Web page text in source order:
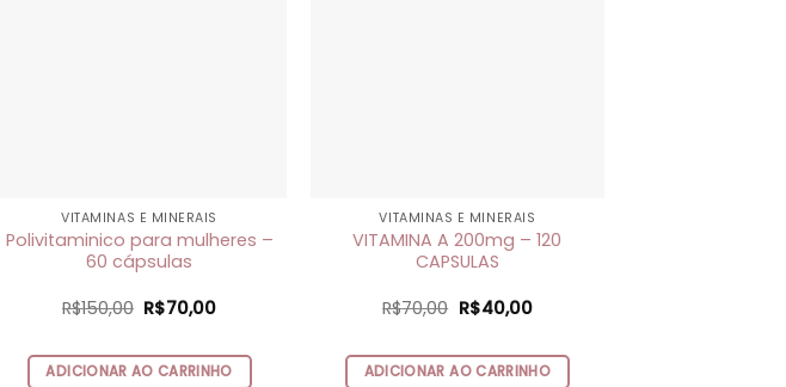
VITAMINAS E MINERAIS
Polivitaminico para mulheres –
60 cápsulas
R$150,00 O
preço
era:
R$150,00.
R$70,00O
é:
R$70,00.
ADICIONAR AO CARRINHO
VITAMINAS E MINERAIS
VITAMINA A 200mg – 120
CAPSULAS
R$70,00 O
preço
era:
R$70,00.
R$40,00O
é:
R$40,00.
ADICIONAR AO CARRINHO